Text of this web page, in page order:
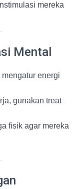
mereka
Mental
energi
gunakan treat
fisik agar mereka